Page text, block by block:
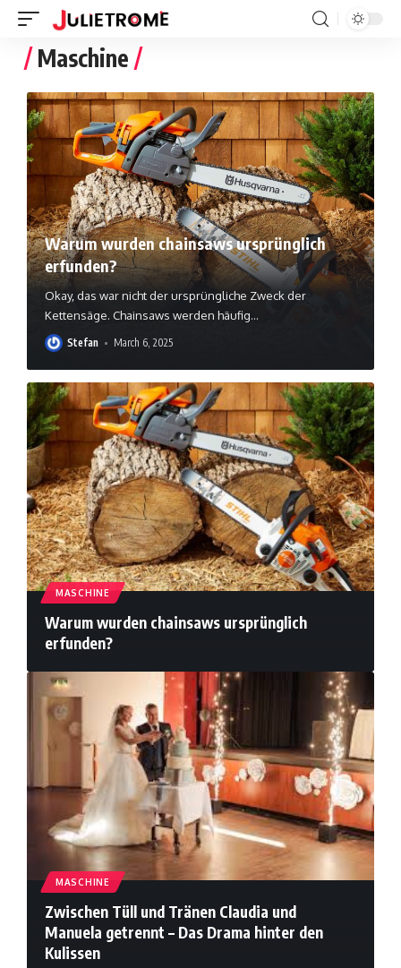
Maschine
Warum wurden chainsaws ursprünglich
erfunden?
Okay, das war nicht der ursprüngliche Zweck der
Kettensäge. Chainsaws werden häufig…
Stefan March 6, 2025
MASCHINE
Warum wurden chainsaws ursprünglich
erfunden?
MASCHINE
Zwischen Tüll und Tränen Claudia und
Manuela getrennt – Das Drama hinter den
Kulissen